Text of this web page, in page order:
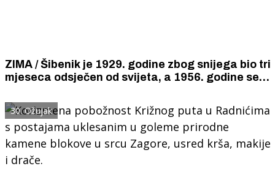
ZIMA / Šibenik je 1929. godine zbog snijega bio tri
mjeseca odsječen od svijeta, a 1956. godine se
1929. 1956., 1963. i 1985. godine
30. Ožujak